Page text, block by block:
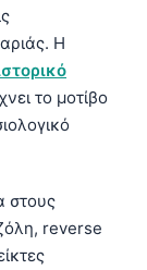
Η
το μοτίβο
στους
reverse